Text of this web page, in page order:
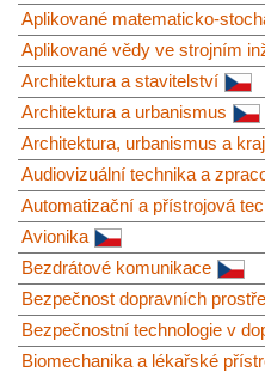
Aplikované matematicko-
Aplikované vědy ve strojním
Architektura a stavitelství
Architektura a urbanismus
Architektura, urbanismus a
Audiovizuální technika a
Automatizační a přístrojová
Avionika
Bezdrátové komunikace
Bezpečnost dopravních
Bezpečnostní technologie v
Biomechanika a lékařské